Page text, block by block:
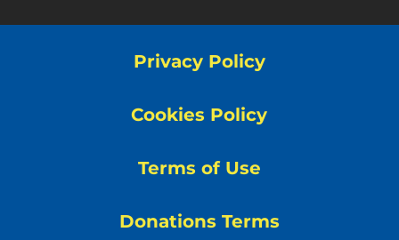
Privacy Policy
Cookies Policy
Terms of Use
Donations Terms